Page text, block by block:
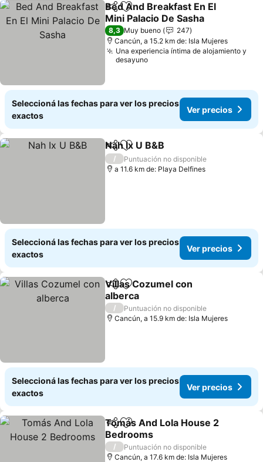
CompartirAñadir a favoritos
Bed And Breakfast En El
Mini Palacio De Sasha
8,3 Muy bueno
247
Cancún, a 15.2 km de: Isla Mujeres
Una experiencia íntima de alojamiento y
desayuno
Seleccioná las fechas para ver los precios
exactos
Ver precios
CompartirAñadir a favoritos
Nah Ix U B&B
/
Puntuación no disponible
a 11.6 km de: Playa Delfines
Seleccioná las fechas para ver los precios
exactos
Ver precios
CompartirAñadir a favoritos
Villas Cozumel con
alberca
/
Puntuación no disponible
Cancún, a 15.9 km de: Isla Mujeres
Seleccioná las fechas para ver los precios
exactos
Ver precios
Compartir
Añadir a favoritos
Tomás And Lola House 2
Bedrooms
/
Puntuación no disponible
Cancún, a 17.6 km de: Isla Mujeres